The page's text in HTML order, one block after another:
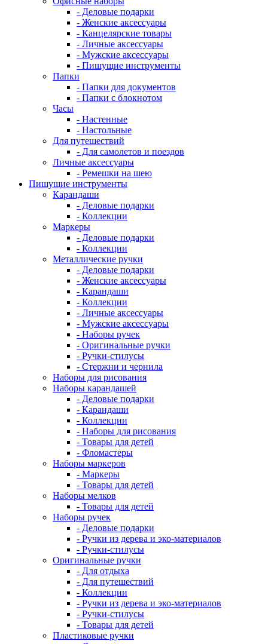
- Деловые подарки
- Женские аксессуары
- Канцелярские товары
- Личные аксессуары
- Мужские аксессуары
- Пишущие инструменты
Папки
- Папки для документов
- Папки с блокнотом
Часы
- Настенные
- Настольные
Для путешествий
- Для самолетов и поездов
Личные аксессуары
- Ремешки на шею
Пишущие инструменты
Карандаши
- Деловые подарки
- Коллекции
Маркеры
- Деловые подарки
- Коллекции
Металлические ручки
- Деловые подарки
- Женские аксессуары
- Карандаши
- Коллекции
- Личные аксессуары
- Мужские аксессуары
- Наборы ручек
- Оригинальные ручки
- Ручки-стилусы
- Стержни и чернила
Наборы для рисования
Наборы карандашей
- Деловые подарки
- Карандаши
- Коллекции
- Наборы для рисования
- Товары для детей
- Фломастеры
Наборы маркеров
- Маркеры
- Товары для детей
Наборы мелков
- Товары для детей
Наборы ручек
- Деловые подарки
- Ручки из дерева и эко-материалов
- Ручки-стилусы
Оригинальные ручки
- Для отдыха
- Для путешествий
- Коллекции
- Ручки из дерева и эко-материалов
- Ручки-стилусы
- Товары для детей
Пластиковые ручки